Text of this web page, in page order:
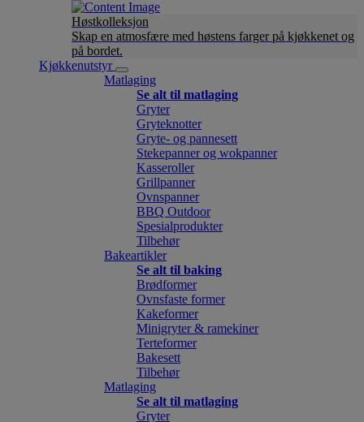
Høstkolleksjon
Skap en atmosfære med høstens farger på kjøkkenet og
på bordet.
Kjøkkenutstyr
Matlaging
Se alt til matlaging
Gryter
Gryteknotter
Gryte- og pannesett
Stekepanner og wokpanner
Kasseroller
Grillpanner
Ovnspanner
BBQ Outdoor
Spesialprodukter
Tilbehør
Bakeartikler
Se alt til baking
Brødformer
Ovnsfaste former
Kakeformer
Minigryter & ramekiner
Terteformer
Bakesett
Tilbehør
Matlaging
Se alt til matlaging
Gryter